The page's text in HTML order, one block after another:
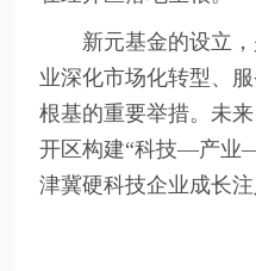
新元基金的设立
业深化市场化转型、
根基的重要举措。未
开区构建“科技—产业
津冀硬科技企业成长注